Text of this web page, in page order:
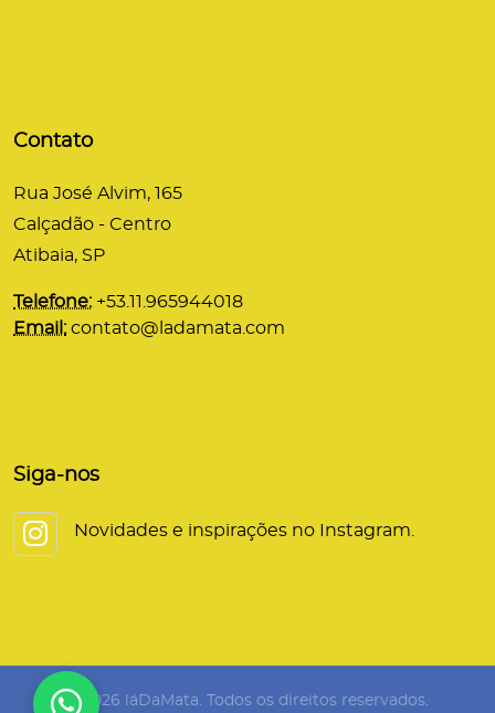
Contato
Rua José Alvim, 165
Calçadão - Centro
Atibaia, SP
Telefone: +53.11.965944018
Email: contato@ladamata.com
Siga-nos
Novidades e inspirações no Instagram.
© 2026 láDaMata. Todos os direitos reservados.